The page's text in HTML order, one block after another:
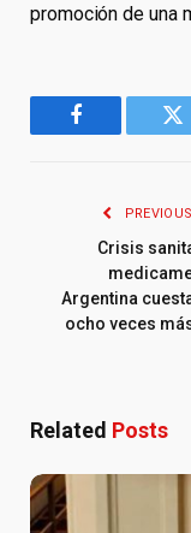
promoción de una
Facebook
Crisis
Argentina
ocho veces
Related Posts